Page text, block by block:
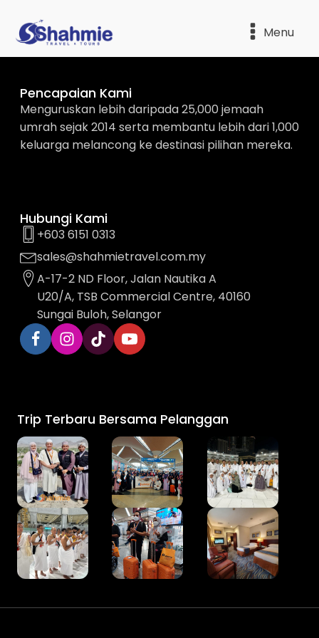
Menu
Pencapaian Kami
Menguruskan lebih daripada 25,000 jemaah
umrah sejak 2014 serta membantu lebih dari 1,000
keluarga melancong ke destinasi pilihan mereka.
Hubungi Kami
+603 6151 0313
sales@shahmietravel.com.my
A-17-2 ND Floor, Jalan Nautika A
U20/A, TSB Commercial Centre, 40160
Sungai Buloh, Selangor
Trip Terbaru Bersama Pelanggan